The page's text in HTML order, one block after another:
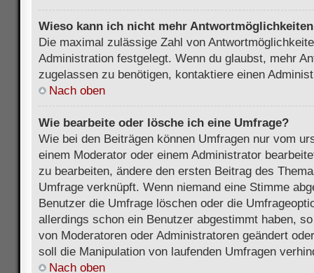
Wieso kann ich nicht mehr
Die maximal zulässige Zahl von
Administration festgelegt. Wenn du glaubst, mehr
zugelassen zu benötigen, kontaktiere einen
Nach oben
Wie bearbeite oder lösche ich eine Umfrage?
Wie bei den Beiträgen können Umfragen nur vom
einem Moderator oder einem Administrator
zu bearbeiten, ändere den ersten Beitrag des
Umfrage verknüpft. Wenn niemand eine Stimme
Benutzer die Umfrage löschen oder die
allerdings schon ein Benutzer abgestimmt haben,
von Moderatoren oder Administratoren geändert
soll die Manipulation von laufenden Umfragen
Nach oben